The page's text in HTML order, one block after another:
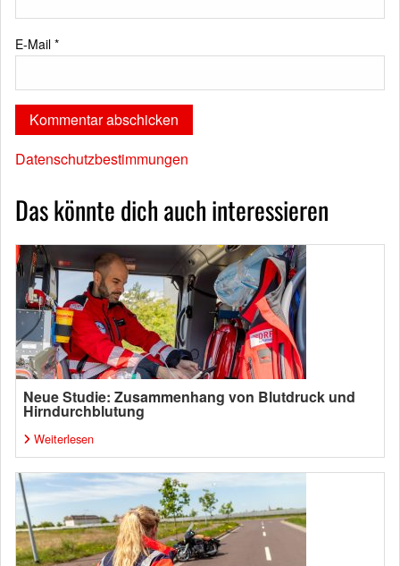
E-Mail *
Datenschutzbestimmungen
Das könnte dich auch interessieren
Neue Studie: Zusammenhang von Blutdruck und
Hirndurchblutung
Weiterlesen